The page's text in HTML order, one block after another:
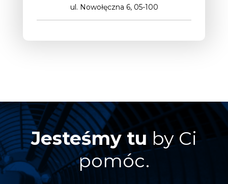
ul. Nowołęczna 6, 05-100
Jesteśmy tu by Ci
pomóc.